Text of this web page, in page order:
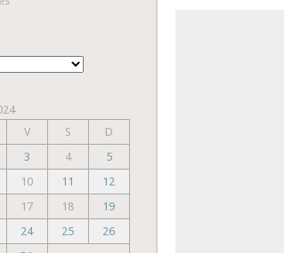
V S
D
3 4
5
10 11
12
17 18
19
24 25
26